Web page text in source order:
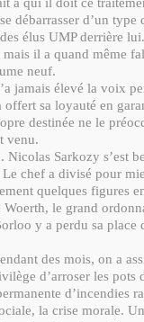
débarrasser d’un type
élus UMP derrière
il a quand même
neuf.
jamais élevé la voix
sa loyauté en
destinée ne le
venu.
Sarkozy s’est
chef a divisé pour
quelques figures
le grand
y a perdu sa place
des mois, on a
d’arroser les pots
d’incendies
la crise morale.